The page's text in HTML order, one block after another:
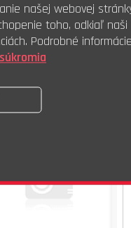
3,84 € s DPH
3,12 € bez DPH
100ks
našej webovej
toho, odkiaľ naši
Podrobné